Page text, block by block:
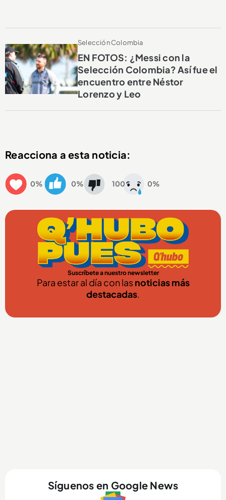
Selección Colombia
EN FOTOS: ¿Messi con la
Selección Colombia? Así fue el
encuentro entre Néstor
Lorenzo y Leo
Reacciona a esta noticia:
0% 0% 100 0%
Suscríbete a nuestro newsletter
Para estar al día con lasnoticias más
destacadas.
Síguenos en Google News